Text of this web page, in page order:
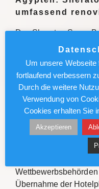
umfassend
Das Sheraton Soma
Modernisierung
Hauses in Ägypten
Sheraton Soma Bay
Weiterlesen
Vtours: IT-
Übernahme der
Um unsere Webseite
fortlaufend verbessern
Durch die weitere
Verwendung von
Cookies erhalten Sie
Akzeptieren